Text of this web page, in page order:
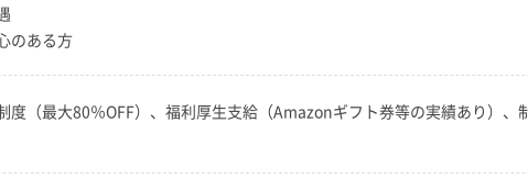
のある方
度（最大80％OFF）、福利厚生支給（Amazonギフト券等の実績あり）